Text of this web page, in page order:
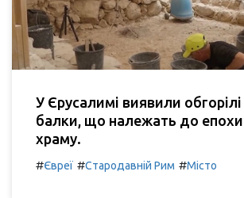
У Єрусалимі виявили
балки, що належать до
храму.
#Євреї #Стародавній Рим #Місто